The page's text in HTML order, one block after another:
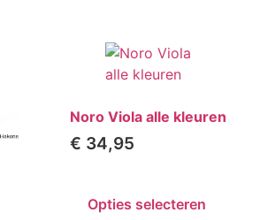
Noro Viola alle kleuren
€ 34,95
Opties selecteren